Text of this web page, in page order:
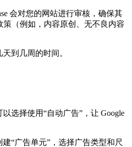
会对您的网站进行审核，确保其
策（例如，内容原创、无不良内容
到几周的时间。
选择使用“自动广告”，让 Google
“广告单元”，选择广告类型和尺